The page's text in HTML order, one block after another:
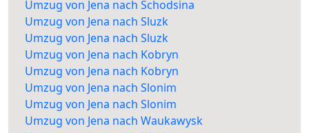
Umzug von Jena nach Schodsina
Umzug von Jena nach Sluzk
Umzug von Jena nach Sluzk
Umzug von Jena nach Kobryn
Umzug von Jena nach Kobryn
Umzug von Jena nach Slonim
Umzug von Jena nach Slonim
Umzug von Jena nach Waukawysk